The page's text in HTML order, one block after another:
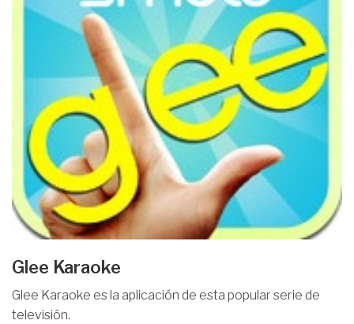
Glee Karaoke
Glee Karaoke es la aplicación de esta popular serie de
televisión.